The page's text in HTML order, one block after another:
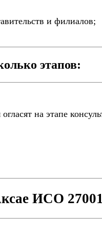
и филиалов;
этапов:
на этапе
ИСО 27001